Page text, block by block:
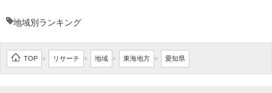
地域別ランキング
TOP > リサーチ > 地域 > 東海地方 > 愛知県